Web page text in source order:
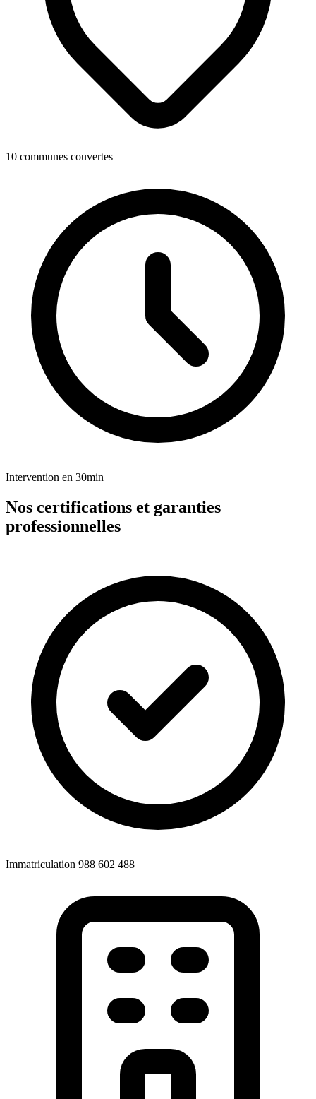
10 communes couvertes
Intervention en 30min
Nos certifications et garanties
professionnelles
Immatriculation 988 602 488